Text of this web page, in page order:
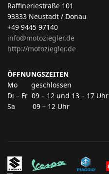
Raffineriestraße 101
93333 Neustadt / Donau
+49 9445 97140
info@motoziegler.de
http://motoziegler.de
ÖFFNUNGSZEITEN
Mo geschlossen
Di – Fr 09 – 12 und 13 – 17 Uhr
Sa 09 – 12 Uhr